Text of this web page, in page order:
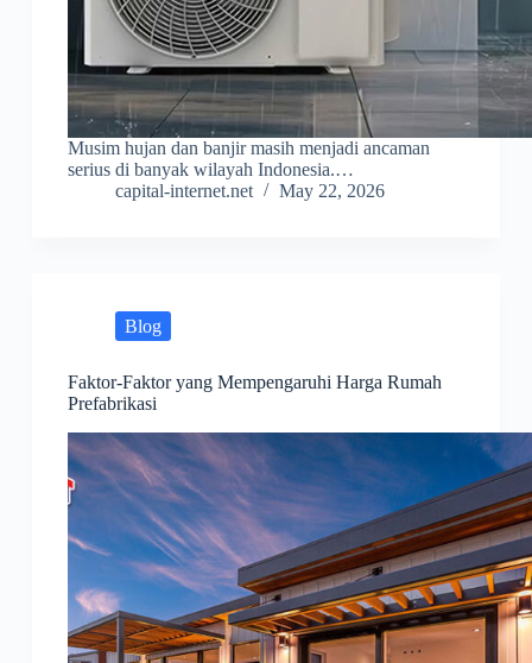
Musim hujan dan banjir masih menjadi ancaman
serius di banyak wilayah Indonesia.…
capital-internet.net
May 22, 2026
Blog
Faktor-Faktor yang Mempengaruhi Harga Rumah
Prefabrikasi